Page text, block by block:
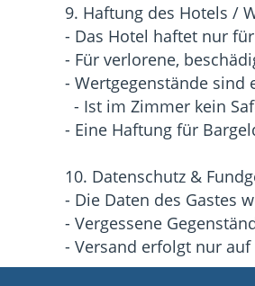
9. Haftung des Hotels /
- Das Hotel haftet nur
- Für verlorene,
- Wertgegenstände sind
- Ist im Zimmer kein
- Eine Haftung für
10. Datenschutz &
- Die Daten des Gastes
- Vergessene
- Versand erfolgt nur